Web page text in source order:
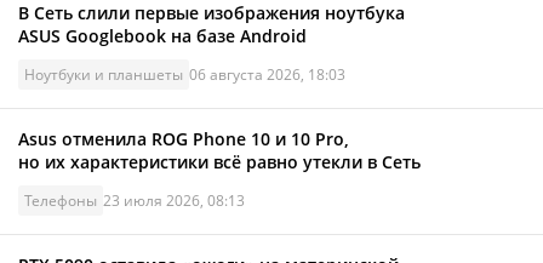
В Сеть слили первые изображения ноутбука
ASUS Googlebook на базе Android
Ноутбуки и планшеты 06 августа 2026, 18:03
Asus отменила ROG Phone 10 и 10 Pro,
но их характеристики всё равно утекли в Сеть
Телефоны 23 июля 2026, 08:13